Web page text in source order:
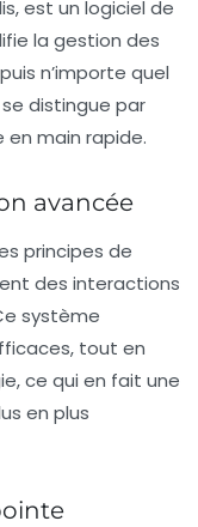
, est un logiciel de
la gestion des
n’importe quel
se distingue par
en main rapide.
avancée
principes de
des interactions
système
, tout en
ce qui en fait une
en plus